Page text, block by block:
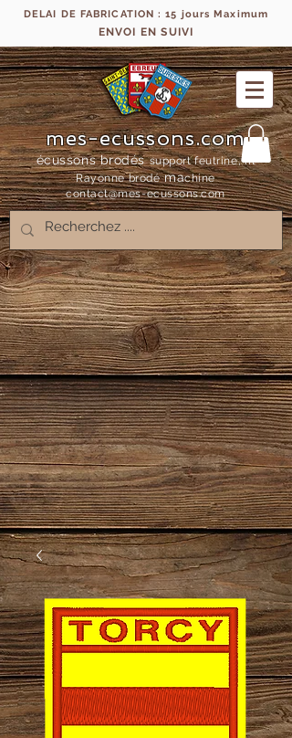
DELAI DE FABRICATION : 15 jours Maximum
ENVOI EN SUIVI
mes-ecussons.com
écussons brodés support feutrine, fil
Rayonne brodémachine
contact@mes-ecussons.com